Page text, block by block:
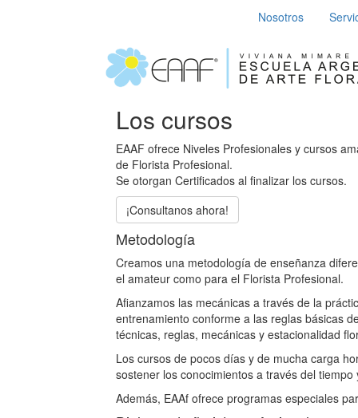
Nosotros
Los cursos
EAAF ofrece Niveles Profesionales y cursos
de Florista Profesional.
Se otorgan Certificados al finalizar los cursos.
¡Consultanos ahora!
Metodología
Creamos una metodología de enseñanza
el amateur como para el Florista Profesional.
Afianzamos las mecánicas a través de la
entrenamiento conforme a las reglas básicas
técnicas, reglas, mecánicas y estacionalidad
Los cursos de pocos días y de mucha carga
sostener los conocimientos a través del
Además, EAAf ofrece programas especiales